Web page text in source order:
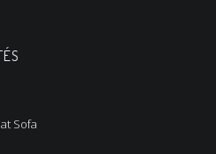
Sofa